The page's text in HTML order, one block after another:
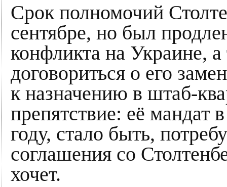
Срок полномочий
сентябре, но был
конфликта на Украине,
договориться о его
к назначению в штаб-
препятствие: её мандат
году, стало быть,
соглашения со
хочет.